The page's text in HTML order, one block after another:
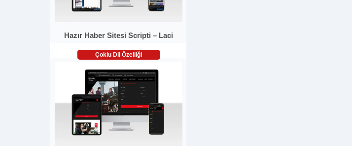
Hazır Haber Sitesi Scripti – Laci
Çoklu Dil Özelliği